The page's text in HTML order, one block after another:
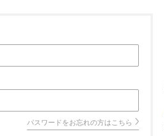
パスワードをお忘れの方はこちら